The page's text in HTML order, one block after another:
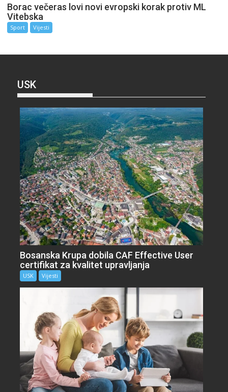
Borac večeras lovi novi evropski korak protiv ML
Vitebska
Sport Vijesti
USK
Bosanska Krupa dobila CAF Effective User
certifikat za kvalitet upravljanja
USK Vijesti